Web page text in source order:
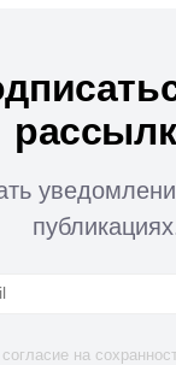
на